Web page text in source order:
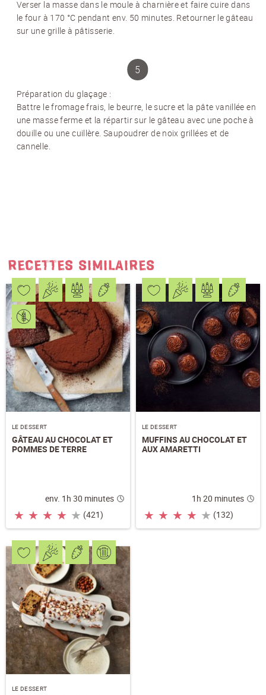
Verser la masse dans le moule à charnière et faire cuire dans
le four à 170 °C pendant env. 50 minutes. Retourner le gâteau
sur une grille à pâtisserie.
Préparation du glaçage :
Battre le fromage frais, le beurre, le sucre et la pâte vanillée en
une masse ferme et la répartir sur le gâteau avec une poche à
douille ou une cuillère. Saupoudrer de noix grillées et de
cannelle.
RECETTES SIMILAIRES
LE DESSERT
GÂTEAU AU CHOCOLAT ET
POMMES DE TERRE
env. 1h 30 minutes
★ ★ ★ ★ ★ (421)
LE DESSERT
MUFFINS AU CHOCOLAT ET
AUX AMARETTI
1h 20 minutes
★ ★ ★ ★ ★ (132)
LE DESSERT
TITRE(OPTIONAL)
Veuillez choisir...
PRÉNOM*